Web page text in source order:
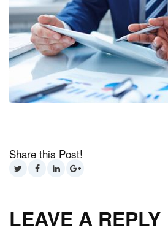
Share this Post!
LEAVE A REPLY